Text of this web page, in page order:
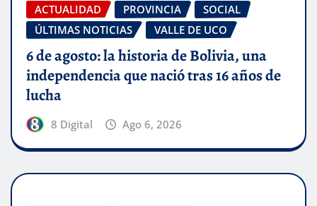
ACTUALIDAD PROVINCIA
SOCIAL
ÚLTIMAS NOTICIAS
VALLE DE UCO
6 de agosto: la historia de Bolivia, una
independencia que nació tras 16 años de
lucha
8 Digital Ago 6, 2026